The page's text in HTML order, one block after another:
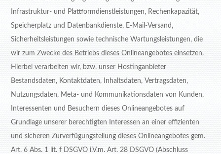
Infrastruktur- und Plattformdienstleistungen, Rechenkapazität,
Speicherplatz und Datenbankdienste, E-Mail-Versand,
Sicherheitsleistungen sowie technische Wartungsleistungen, die
wir zum Zwecke des Betriebs dieses Onlineangebotes einsetzen.
Hierbei verarbeiten wir, bzw. unser Hostinganbieter
Bestandsdaten, Kontaktdaten, Inhaltsdaten, Vertragsdaten,
Nutzungsdaten, Meta- und Kommunikationsdaten von Kunden,
Interessenten und Besuchern dieses Onlineangebotes auf
Grundlage unserer berechtigten Interessen an einer effizienten
und sicheren Zurverfügungstellung dieses Onlineangebotes gem.
Art. 6 Abs. 1 lit. f DSGVO i.V.m. Art. 28 DSGVO (Abschluss